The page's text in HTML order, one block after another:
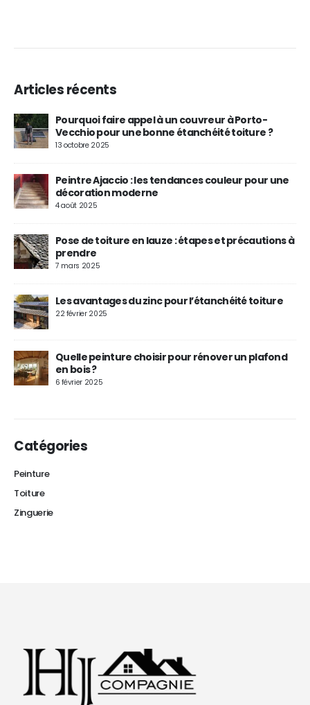
Articles récents
Pourquoi faire appel à un couvreur à Porto-
Vecchio pour une bonne étanchéité toiture ?
13 octobre 2025
Peintre Ajaccio : les tendances couleur pour une
décoration moderne
4 août 2025
Pose de toiture en lauze : étapes et précautions à
prendre
7 mars 2025
Les avantages du zinc pour l’étanchéité toiture
22 février 2025
Quelle peinture choisir pour rénover un plafond
en bois ?
6 février 2025
Catégories
Peinture
Toiture
Zinguerie